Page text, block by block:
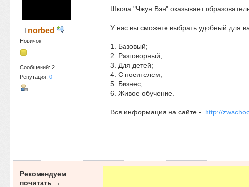
norbed
Новичок
Сообщений: 2
Репутация: 0
Школа "Чжун Вэн" оказывает
У нас вы сможете выбрать удобный для
1. Базовый;
2. Разговорный;
3. Для детей;
4. С носителем;
5. Бизнес;
6. Живое обучение.
Вся информация на сайте - http://
Рекомендуем
почитать →